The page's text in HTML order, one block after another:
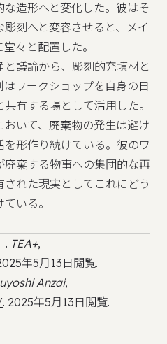
造形へと変化した。彼はそ
刻へと変容させると、メイ
々と配置した。
議論から、彫刻的充填材と
ワークショップを自身の日
有する場として活用した。
いて、廃棄物の発生は避け
形作り続けている。彼のワ
棄する物事への集団的な再
れた現実としてこれにどう
いる。
. TEA+,
年5月13日閲覧.
Anzai,
. 2025年5月13日閲覧.